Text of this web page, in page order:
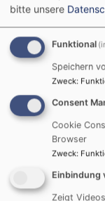
Wenn eine
bestimmten
finanziellen
Bitte
Beratung
bitte unsere
Funktional
Speichern
Zweck:
Consent
Cookie
Browser
Zweck:
Einbindung
Zeigt